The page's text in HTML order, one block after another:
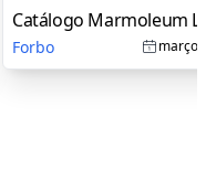
Catálogo Marmoleum
Forbo março